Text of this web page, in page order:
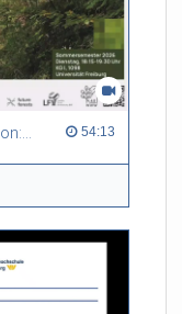
Between tradition and transformation: how owners, advisers and institutions co-create knowledge for resilient forests in Europe 54:13